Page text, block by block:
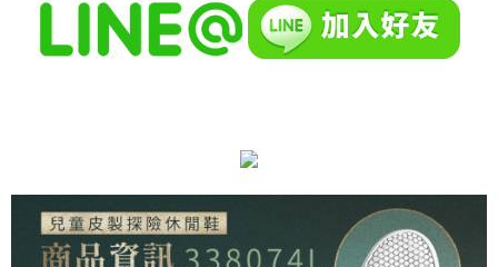
權轉讓予恩沛科技股份有限公司。
２．關於個人資料處理事宜，請瀏覽以下網址：
https://aftee.tw/terms/#terms3
時審查核予不同之上限額度；若仍有額度不足之情形，本公司將視審查結果
５．嚴禁一人註冊多個帳號或使用他人資訊註冊。若發現惡意使用之情形，
恩沛科技股份有限公司將有權停止該用戶之使用額度並採取法律行動。
查看運費